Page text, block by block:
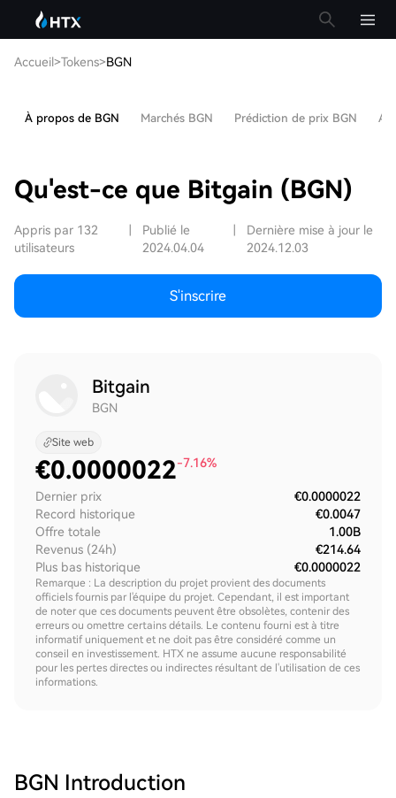
Accueil>Tokens>BGN
À propos de BGN Marchés BGN Prédiction de prix BGN
Qu'est-ce que Bitgain (BGN)
Appris par 132
utilisateurs
Publié le
2024.04.04
Dernière mise à jour le
2024.12.03
S'inscrire
Bitgain
BGN
Site web
€0.0000022-7.16%
Dernier prix
€0.0000022
Record historique
€0.0047
Offre totale
1.00B
Revenus (24h)
€214.64
Plus bas historique
€0.0000022
Remarque : La description du projet provient des documents
officiels fournis par l'équipe du projet. Cependant, il est important
de noter que ces documents peuvent être obsolètes, contenir des
erreurs ou omettre certains détails. Le contenu fourni est à titre
informatif uniquement et ne doit pas être considéré comme un
conseil en investissement. HTX ne assume aucune responsabilité
pour les pertes directes ou indirectes résultant de l'utilisation de ces
informations.
BGN Introduction